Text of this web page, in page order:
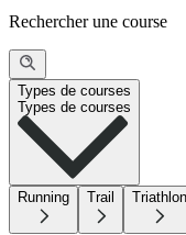
Rechercher une course
Types de courses
Types de courses
Running Trail Triathlon